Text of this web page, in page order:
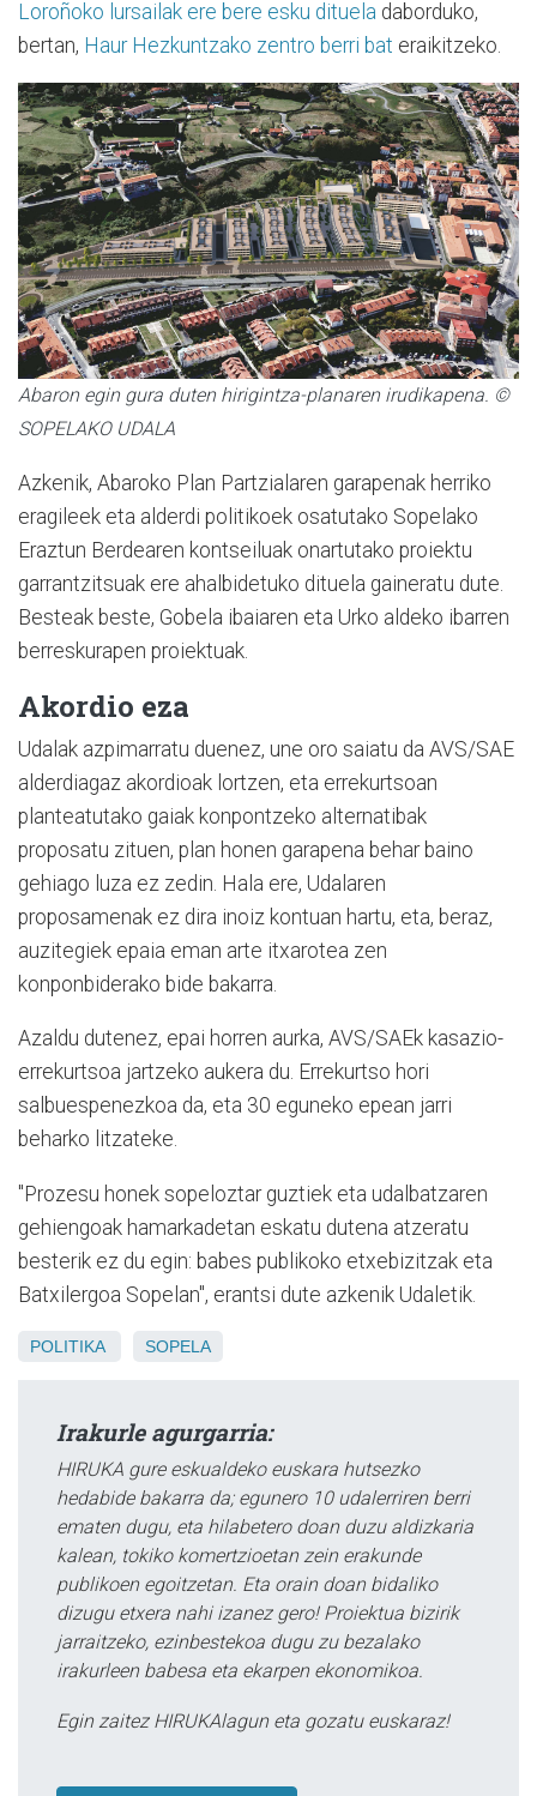
Loroñoko lursailak ere bere esku dituela daborduko,
bertan, Haur Hezkuntzako zentro berri bat eraikitzeko.
Abaron egin gura duten hirigintza-planaren irudikapena. ©
SOPELAKO UDALA
Azkenik, Abaroko Plan Partzialaren garapenak herriko
eragileek eta alderdi politikoek osatutako Sopelako
Eraztun Berdearen kontseiluak onartutako proiektu
garrantzitsuak ere ahalbidetuko dituela gaineratu dute.
Besteak beste, Gobela ibaiaren eta Urko aldeko ibarren
berreskurapen proiektuak.
Akordio eza
Udalak azpimarratu duenez, une oro saiatu da AVS/SAE
alderdiagaz akordioak lortzen, eta errekurtsoan
planteatutako gaiak konpontzeko alternatibak
proposatu zituen, plan honen garapena behar baino
gehiago luza ez zedin. Hala ere, Udalaren
proposamenak ez dira inoiz kontuan hartu, eta, beraz,
auzitegiek epaia eman arte itxarotea zen
konponbiderako bide bakarra.
Azaldu dutenez, epai horren aurka, AVS/SAEk kasazio-
errekurtsoa jartzeko aukera du. Errekurtso hori
salbuespenezkoa da, eta 30 eguneko epean jarri
beharko litzateke.
"Prozesu honek sopeloztar guztiek eta udalbatzaren
gehiengoak hamarkadetan eskatu dutena atzeratu
besterik ez du egin: babes publikoko etxebizitzak eta
Batxilergoa Sopelan", erantsi dute azkenik Udaletik.
POLITIKA SOPELA
Irakurle agurgarria:
HIRUKA gure eskualdeko euskara hutsezko
hedabide bakarra da; egunero 10 udalerriren berri
ematen dugu, eta hilabetero doan duzu aldizkaria
kalean, tokiko komertzioetan zein erakunde
publikoen egoitzetan. Eta orain doan bidaliko
dizugu etxera nahi izanez gero! Proiektua bizirik
jarraitzeko, ezinbestekoa dugu zu bezalako
irakurleen babesa eta ekarpen ekonomikoa.
Egin zaitez HIRUKAlagun eta gozatu euskaraz!